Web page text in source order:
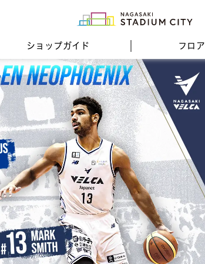
ショップガイド フロア